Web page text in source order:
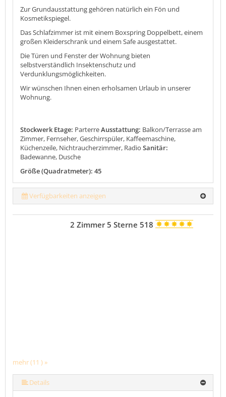
Zur Grundausstattung gehören natürlich ein Fön und
Kosmetikspiegel.
Das Schlafzimmer ist mit einem Boxspring Doppelbett, einem
großen Kleiderschrank und einem Safe ausgestattet.
Die Türen und Fenster der Wohnung bieten
selbstverständlich Insektenschutz und
Verdunklungsmöglichkeiten.
Wir wünschen Ihnen einen erholsamen Urlaub in unserer
Wohnung.
Stockwerk Etage: ParterreAusstattung: Balkon/Terrasse am
Zimmer, Fernseher, Geschirrspüler, Kaffeemaschine,
Küchenzeile, Nichtraucherzimmer, Radio Sanitär:
Badewanne, Dusche
Größe (Quadratmeter): 45
Verfügbarkeiten anzeigen
mehr (11 ) »
mehr (11 ) »
mehr (11 ) »
mehr (11 ) »
mehr (11 ) »
mehr (11 ) »
mehr (11 ) »
mehr (11 ) »
2 Zimmer 5 Sterne 518
Details